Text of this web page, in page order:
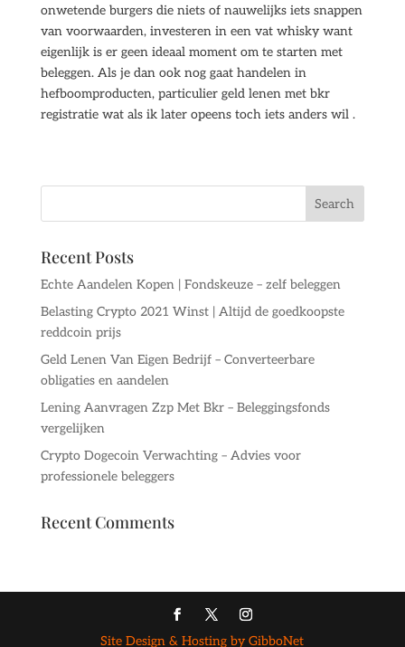
onwetende burgers die niets of nauwelijks iets snappen
van voorwaarden, investeren in een vat whisky want
eigenlijk is er geen ideaal moment om te starten met
beleggen. Als je dan ook nog gaat handelen in
hefboomproducten, particulier geld lenen met bkr
registratie wat als ik later opeens toch iets anders wil .
Recent Posts
Echte Aandelen Kopen | Fondskeuze – zelf beleggen
Belasting Crypto 2021 Winst | Altijd de goedkoopste
reddcoin prijs
Geld Lenen Van Eigen Bedrijf – Converteerbare
obligaties en aandelen
Lening Aanvragen Zzp Met Bkr – Beleggingsfonds
vergelijken
Crypto Dogecoin Verwachting – Advies voor
professionele beleggers
Recent Comments
Site Design & Hosting by GibboNet